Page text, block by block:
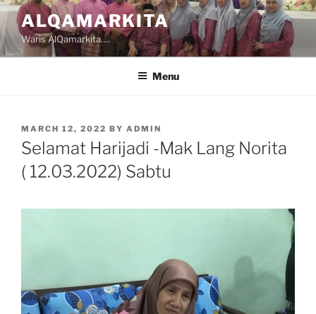
Skip
to
content
ALQAMARKITA
Waris AlQamarkita….
Menu
POSTED
ON
MARCH 12, 2022 BY ADMIN
Selamat Harijadi -Mak Lang Norita
( 12.03.2022) Sabtu